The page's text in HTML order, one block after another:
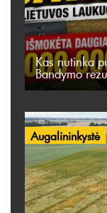
Kas nutinka
Bandymo
Augalininkystė